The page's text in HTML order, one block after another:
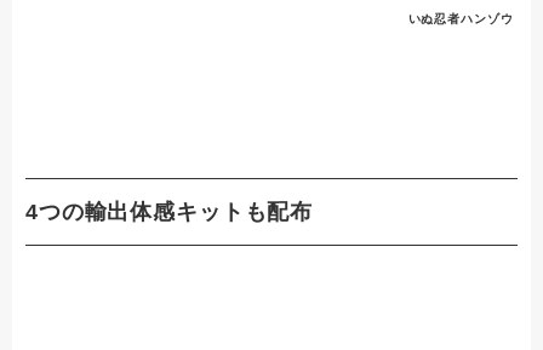
いぬ忍者ハンゾウ
4つの輸出体感キットも配布